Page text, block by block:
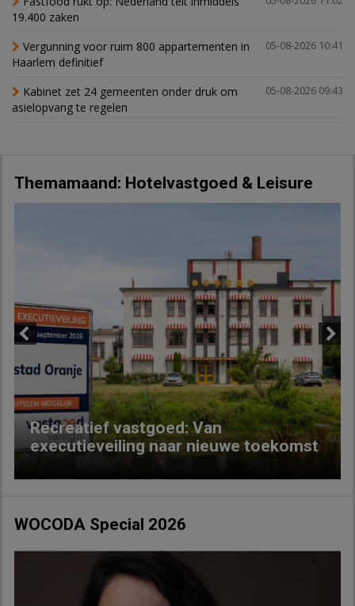
19.400 zaken
05-08-2026 10:41
Vergunning voor ruim 800 appartementen in
Haarlem definitief
05-08-2026 09:43
Kabinet zet 24 gemeenten onder druk om
asielopvang te regelen
Themamaand: Hotelvastgoed & Leisure
Recreatief vastgoed: Van
executieveiling naar nieuwe toekomst
Next
WOCODA Special 2026